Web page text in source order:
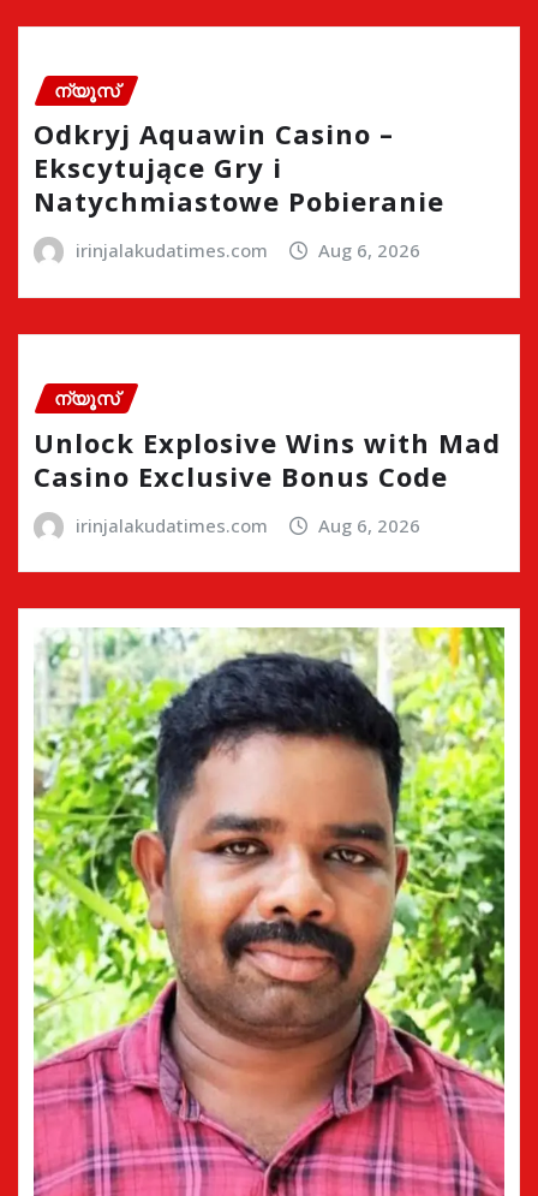
ന്യൂസ്
Odkryj Aquawin Casino –
Ekscytujące Gry i
Natychmiastowe Pobieranie
irinjalakudatimes.com Aug 6, 2026
ന്യൂസ്
Unlock Explosive Wins with Mad
Casino Exclusive Bonus Code
irinjalakudatimes.com Aug 6, 2026